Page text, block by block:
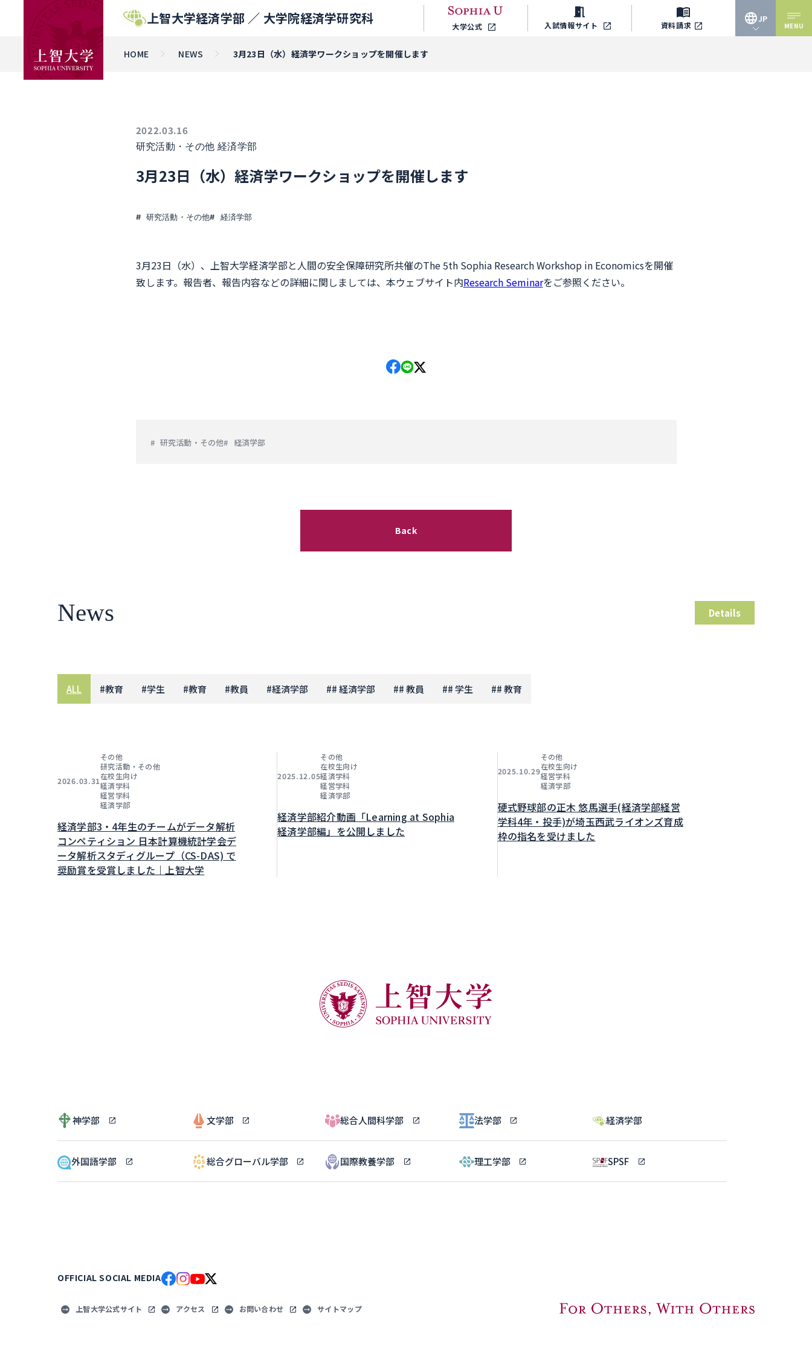
上智大学経済学部 ／ 大学院経済学研究科 大学公式 入試情報サイト 資料請求
JP
MENU
HOME NEWS 3月23日（水）経済学ワークショップを開催します
2022.03.16
研究活動・その他 経済学部
3月23日（水）経済学ワークショップを開催します
研究活動・その他 経済学部
3月23日（水）、上智大学経済学部と人間の安全保障研究所共催のThe 5th Sophia Research Workshop in Economicsを開催
致します。報告者、報告内容などの詳細に関しましては、本ウェブサイト内Research Seminarをご参照ください。
研究活動・その他 経済学部
Back
News Details
ALL #教育 #学生 #教育 #教員 #経済学部 ## 経済学部 ## 教員 ## 学生 ## 教育
2026.03.31
その他
研究活動・その他
在校生向け
経済学科
経営学科
経済学部
経済学部3・4年生のチームがデータ解析
コンペティション 日本計算機統計学会デ
ータ解析スタディグループ（CS-DAS) で
奨励賞を受賞しました｜上智大学
2025.12.05
その他
在校生向け
経済学科
経営学科
経済学部
経済学部紹介動画「Learning at Sophia
経済学部編」を公開しました
2025.10.29
その他
在校生向け
経営学科
経済学部
硬式野球部の正木 悠馬選手(経済学部経営
学科4年・投手)が埼玉西武ライオンズ育成
枠の指名を受けました
神学部 文学部 総合人間科学部 法学部 経済学部
外国語学部 総合グローバル学部 国際教養学部 理工学部 SPSF
OFFICIAL SOCIAL MEDIA
上智大学公式サイト アクセス お問い合わせ サイトマップ